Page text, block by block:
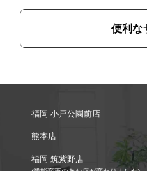
便利な
福岡 小戸公園前店
熊本店
福岡 筑紫野店